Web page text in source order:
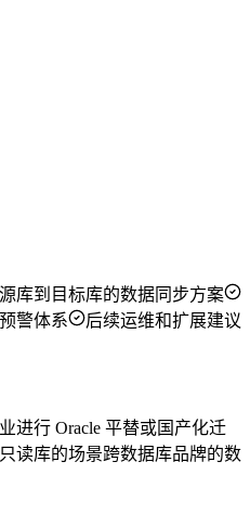
源库到目标库的数据同步方案
警体系 后续运维和扩展建议
进行 Oracle 平替或国产化迁
读库的场景跨数据库品牌的数